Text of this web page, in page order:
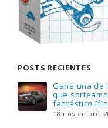
POSTS RECIENTES
Gana una de
que
fantástico
18 noviembre,